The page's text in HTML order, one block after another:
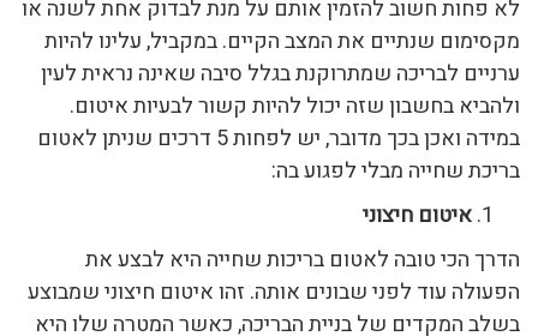
לא פחות חשוב להזמין אותם על מנת לבדוק אחת לשנה או
מקסימום שנתיים את המצב הקיים. במקביל, עלינו להיות
ערניים לבריכה שמתרוקנת בגלל סיבה שאינה נראית לעין
ולהביא בחשבון שזה יכול להיות קשור לבעיות איטום.
במידה ואכן בכך מדובר, יש לפחות 5 דרכים שניתן לאטום
בריכת שחייה מבלי לפגוע בה:
איטום חיצוני
הדרך הכי טובה לאטום בריכות שחייה היא לבצע את
הפעולה עוד לפני שבונים אותה. זהו איטום חיצוני שמבוצע
בשלב המקדים של בניית הבריכה, כאשר המטרה שלו היא